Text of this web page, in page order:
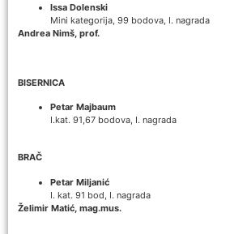
Issa Dolenski
Mini kategorija, 99 bodova, I. nagrada
Andrea Nimš, prof.
BISERNICA
Petar Majbaum
I.kat. 91,67 bodova, I. nagrada
BRAČ
Petar Miljanić
I. kat. 91 bod, I. nagrada
Želimir Matić, mag.mus.